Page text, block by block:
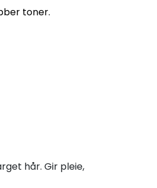
toner.
hår. Gir pleie,